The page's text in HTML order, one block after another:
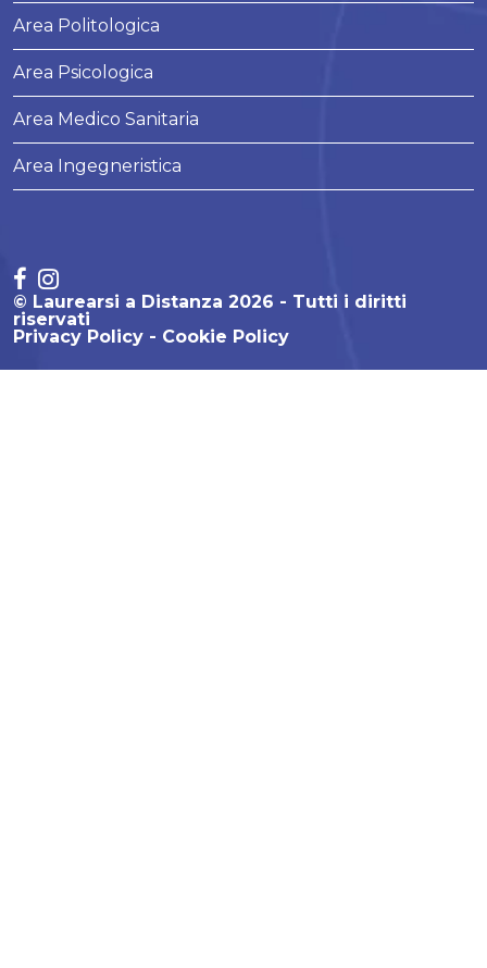
Area Politologica
Area Psicologica
Area Medico Sanitaria
Area Ingegneristica
© Laurearsi a Distanza 2026 - Tutti i diritti
riservati
Privacy Policy
Cookie Policy